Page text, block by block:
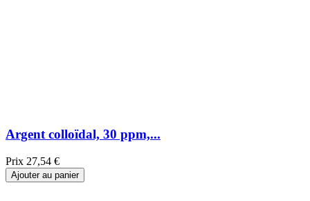
Argent colloïdal, 30 ppm,...
Prix 27,54 €
Ajouter au panier